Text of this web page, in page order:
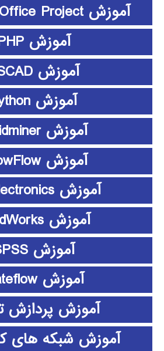
آموزش Microsoft Office Project
آموزش PHP
آموزش PSCAD
آموزش python
آموزش rapidminer
آموزش ShowFlow
آموزش SimElectronics
آموزش SolidWorks
آموزش SPSS
آموزش stateflow
آموزش پردازش
آموزش شبکه های